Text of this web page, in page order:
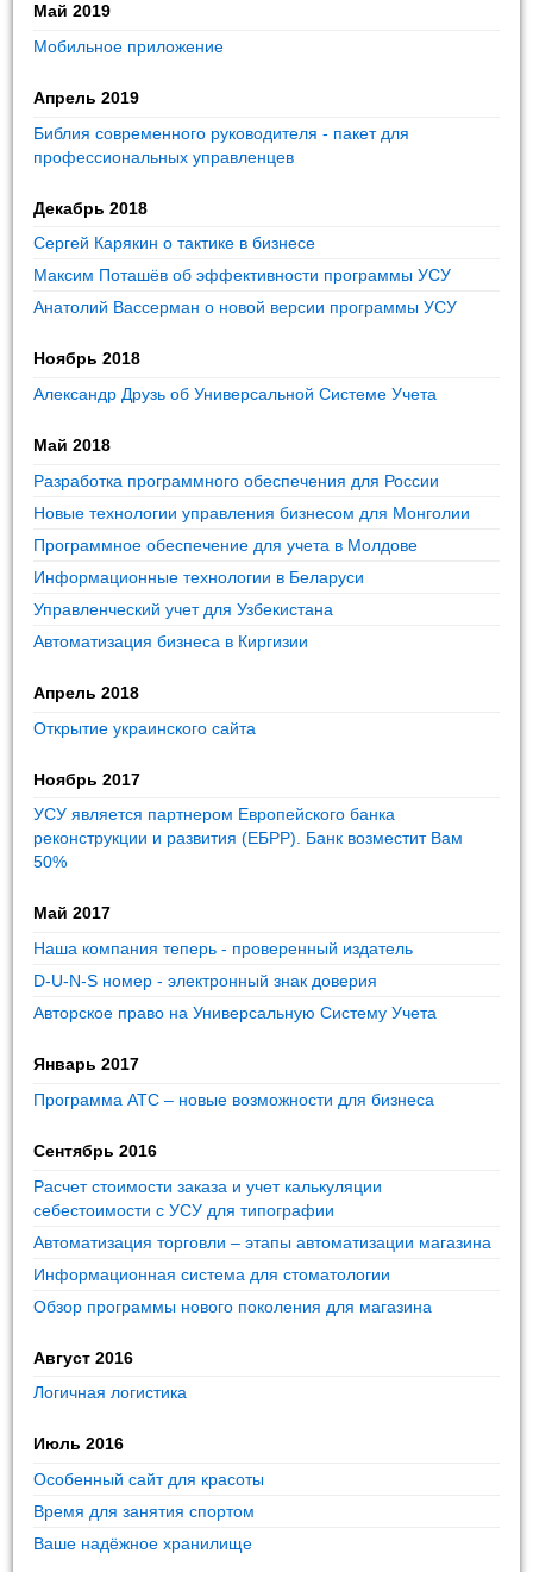
Май 2019
Мобильное приложение
Апрель 2019
Библия современного руководителя - пакет для
профессиональных управленцев
Декабрь 2018
Сергей Карякин о тактике в бизнесе
Максим Поташёв об эффективности программы УСУ
Анатолий Вассерман о новой версии программы УСУ
Ноябрь 2018
Александр Друзь об Универсальной Системе Учета
Май 2018
Разработка программного обеспечения для России
Новые технологии управления бизнесом для Монголии
Программное обеспечение для учета в Молдове
Информационные технологии в Беларуси
Управленческий учет для Узбекистана
Автоматизация бизнеса в Киргизии
Апрель 2018
Открытие украинского сайта
Ноябрь 2017
УСУ является партнером Европейского банка
реконструкции и развития (ЕБРР). Банк возместит Вам
50%
Май 2017
Наша компания теперь - проверенный издатель
D-U-N-S номер - электронный знак доверия
Авторское право на Универсальную Систему Учета
Январь 2017
Программа АТС – новые возможности для бизнеса
Сентябрь 2016
Расчет стоимости заказа и учет калькуляции
себестоимости с УСУ для типографии
Автоматизация торговли – этапы автоматизации магазина
Информационная система для стоматологии
Обзор программы нового поколения для магазина
Август 2016
Логичная логистика
Июль 2016
Особенный сайт для красоты
Время для занятия спортом
Ваше надёжное хранилище